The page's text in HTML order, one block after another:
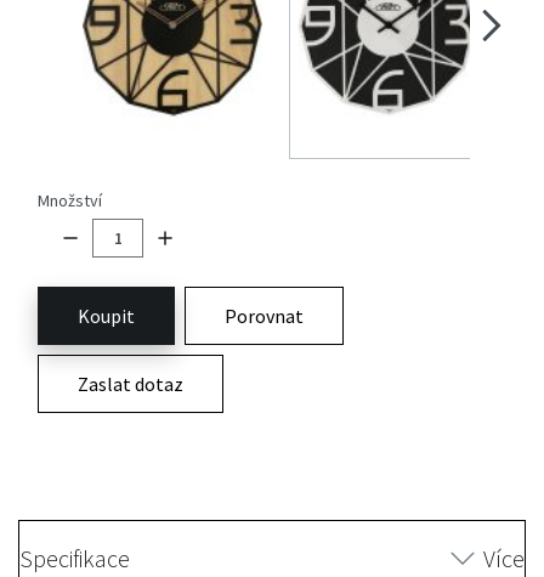
Množství
Koupit Porovnat
Zaslat dotaz
Specifikace Více